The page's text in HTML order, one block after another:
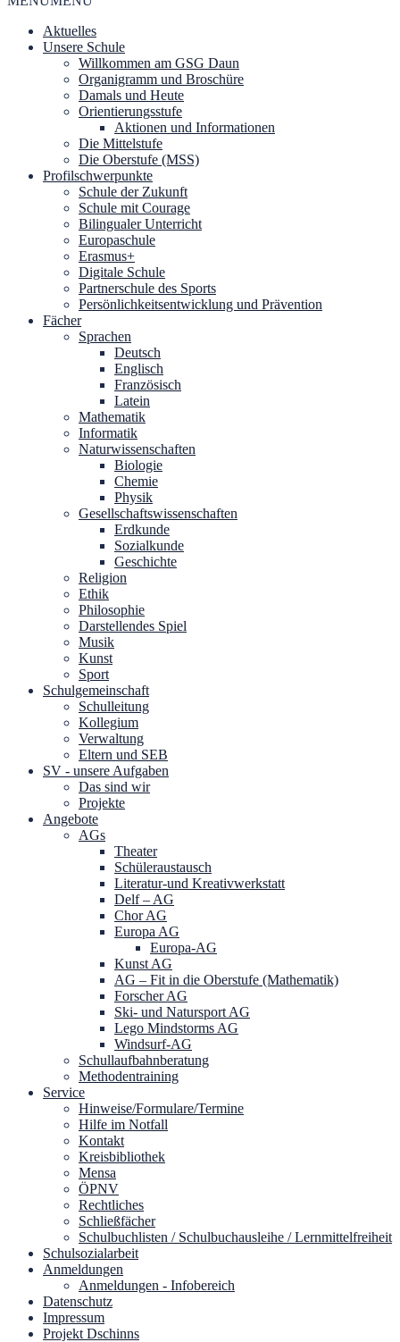
Aktuelles
Unsere Schule
Willkommen am GSG Daun
Organigramm und Broschüre
Damals und Heute
Orientierungsstufe
Aktionen und Informationen
Die Mittelstufe
Die Oberstufe (MSS)
Profilschwerpunkte
Schule der Zukunft
Schule mit Courage
Bilingualer Unterricht
Europaschule
Erasmus+
Digitale Schule
Partnerschule des Sports
Persönlichkeitsentwicklung und Prävention
Fächer
Sprachen
Deutsch
Englisch
Französisch
Latein
Mathematik
Informatik
Naturwissenschaften
Biologie
Chemie
Physik
Gesellschaftswissenschaften
Erdkunde
Sozialkunde
Geschichte
Religion
Ethik
Philosophie
Darstellendes Spiel
Musik
Kunst
Sport
Schulgemeinschaft
Schulleitung
Kollegium
Verwaltung
Eltern und SEB
SV - unsere Aufgaben
Das sind wir
Projekte
Angebote
AGs
Theater
Schüleraustausch
Literatur-und Kreativwerkstatt
Delf – AG
Chor AG
Europa AG
Europa-AG
Kunst AG
AG – Fit in die Oberstufe (Mathematik)
Forscher AG
Ski- und Natursport AG
Lego Mindstorms AG
Windsurf-AG
Schullaufbahnberatung
Methodentraining
Service
Hinweise/Formulare/Termine
Hilfe im Notfall
Kontakt
Kreisbibliothek
Mensa
ÖPNV
Rechtliches
Schließfächer
Schulbuchlisten / Schulbuchausleihe / Lernmittelfreiheit
Schulsozialarbeit
Anmeldungen
Anmeldungen - Infobereich
Datenschutz
Impressum
Projekt Dschinns